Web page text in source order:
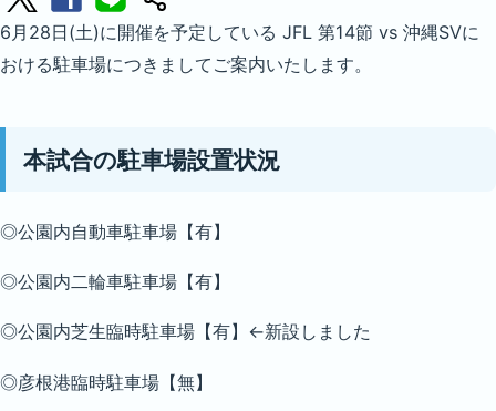
6月28日(土)に開催を予定している JFL 第14節 vs 沖縄SVに
おける駐車場につきましてご案内いたします。
本試合の駐車場設置状況
◎公園内自動車駐車場【有】
◎公園内二輪車駐車場【有】
◎公園内芝生臨時駐車場【有】←新設しました
◎彦根港臨時駐車場【無】